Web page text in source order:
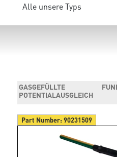
Alle unsere Typs
GASGEFÜLLTE
POTENTIALAUSGLEICH
Part Number:90231509